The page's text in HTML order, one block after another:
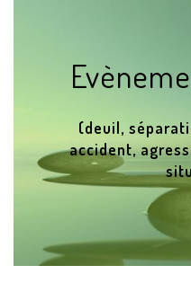
(deuil,
accident,